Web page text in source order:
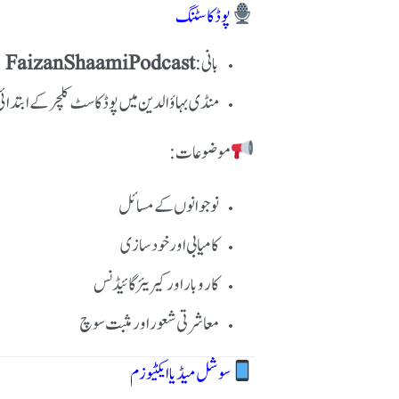
پوڈکاسٹنگ
بانی:FaizanShaamiPodcast
منڈی بہاؤالدین میں پوڈکاسٹ کلچر کے
موضوعات:
نوجوانوں کے مسائل
کامیابی اور خود سازی
کاروبار اور کیریئر گائیڈنس
معاشرتی شعور اور مثبت سوچ
سوشل میڈیا ایکٹیوزم